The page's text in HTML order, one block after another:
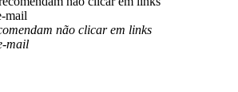
não clicar em links
mail